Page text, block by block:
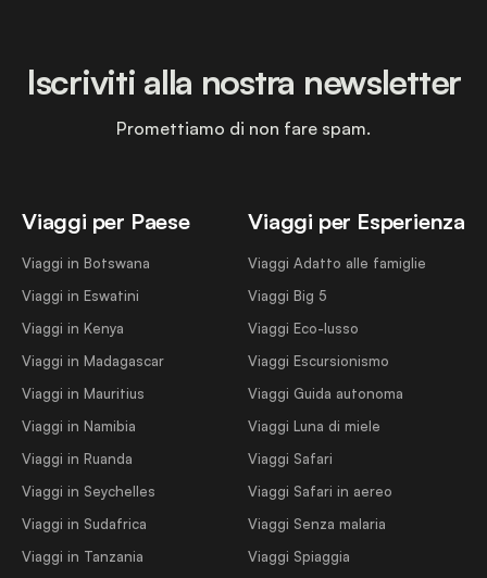
Viaggi per Paese
Viaggi in Botswana
Viaggi in Eswatini
Viaggi in Kenya
Viaggi in Madagascar
Viaggi in Mauritius
Viaggi in Namibia
Viaggi in Ruanda
Viaggi in Seychelles
Viaggi in Sudafrica
Viaggi in Tanzania
Viaggi per Esperienza
Viaggi Adatto alle famiglie
Viaggi Big 5
Viaggi Eco-lusso
Viaggi Escursionismo
Viaggi Guida autonoma
Viaggi Luna di miele
Viaggi Safari
Viaggi Safari in aereo
Viaggi Senza malaria
Viaggi Spiaggia
Iscriviti alla nostra newsletter
Promettiamo di non fare spam.